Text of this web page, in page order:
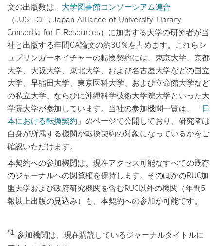
文の出版数は、 大学図書館コンソーシアム連合
（JUSTICE；Japan Alliance of University Library
Consortia for E-Resources）に加盟する大学の研究者が当
社と出版する年間OA論文の約30％を占めます。これらシ
ュプリンガーネイチャーの転換契約には、東京大学、京都
大学、大阪大学、東北大学、および名古屋大学などの国立
大学、早稲田大学、東京医科大学、および立命館大学など
の私立大学、ならびに沖縄科学技術大学院大学といった大
学院大学が参加しています。当社の参加機関一覧は、「日
本における転換契約 」のページで公開しており、研究者は
自身が所属する機関が転換契約の対象になっているかをご
確認いただけます。
本契約への参加機関は、現在アクセス可能なすべての既存
のジャーナルへの閲覧権を保持します。そのほかのRUC加
盟大学および政府研究機関を含むRUC以外の機関（年間5
報以上出版の見込み）も、本契約への参加が可能です。
*1 参加機関は、現在購読しているジャーナルタイトルに